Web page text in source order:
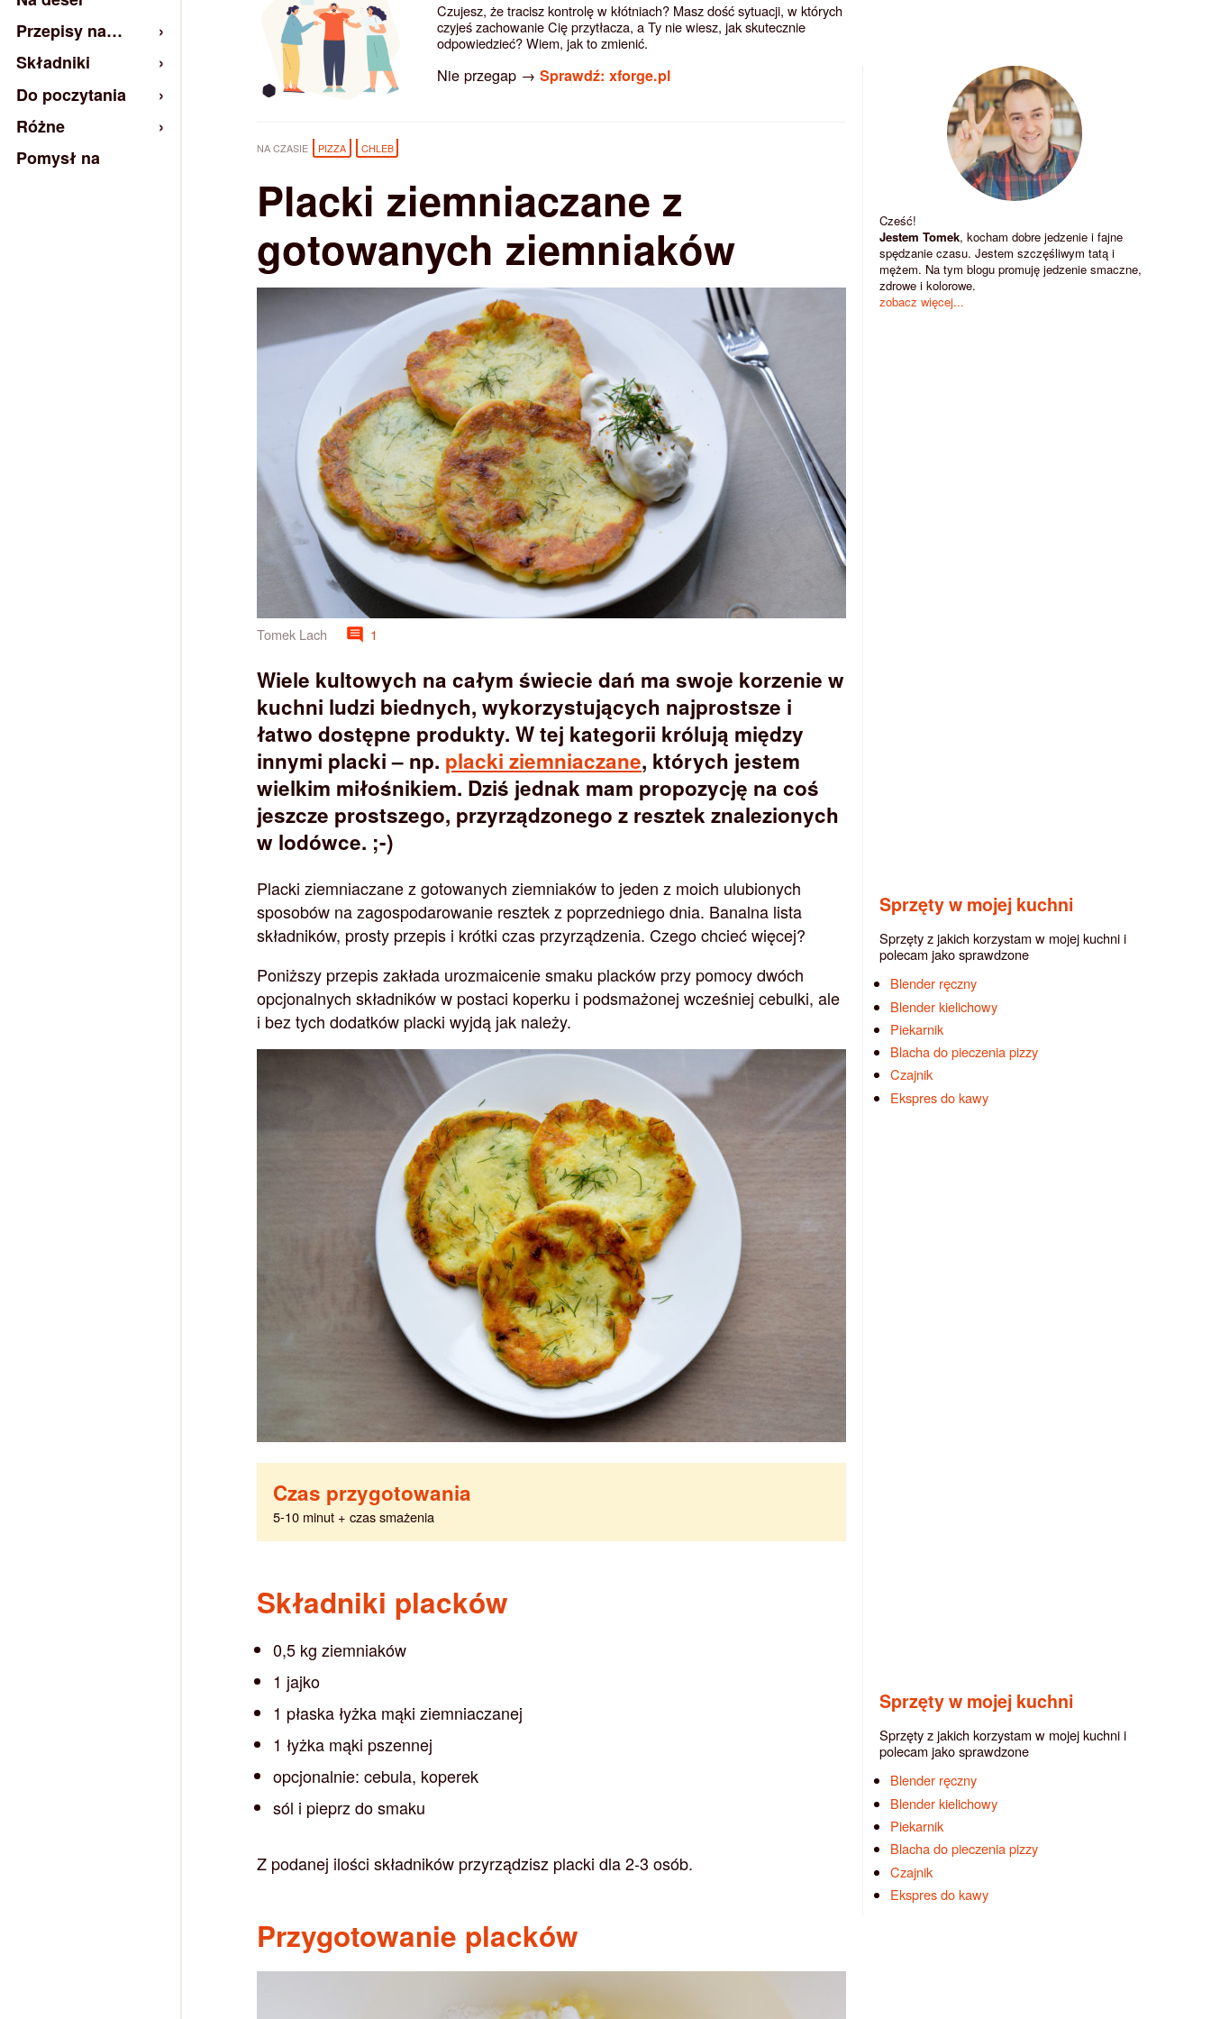
Czujesz, że tracisz kontrolę w kłótniach? Masz dość sytuacji, w których
czyjeś zachowanie Cię przytłacza, a Ty nie wiesz, jak skutecznie
odpowiedzieć? Wiem, jak to zmienić.
Nie przegap → Sprawdź: xforge.pl
NA CZASIE PIZZA CHLEB
Placki ziemniaczane z
gotowanych ziemniaków
Tomek Lach 1
Wiele kultowych na całym świecie dań ma swoje korzenie w
kuchni ludzi biednych, wykorzystujących najprostsze i
łatwo dostępne produkty. W tej kategorii królują między
innymi placki – np. placki ziemniaczane, których jestem
wielkim miłośnikiem. Dziś jednak mam propozycję na coś
jeszcze prostszego, przyrządzonego z resztek znalezionych
w lodówce. ;-)
Placki ziemniaczane z gotowanych ziemniaków to jeden z moich ulubionych
sposobów na zagospodarowanie resztek z poprzedniego dnia. Banalna lista
składników, prosty przepis i krótki czas przyrządzenia. Czego chcieć więcej?
Poniższy przepis zakłada urozmaicenie smaku placków przy pomocy dwóch
opcjonalnych składników w postaci koperku i podsmażonej wcześniej cebulki, ale
i bez tych dodatków placki wyjdą jak należy.
Czas przygotowania
5-10 minut + czas smażenia
Składniki placków
0,5 kg ziemniaków
1 jajko
1 płaska łyżka mąki ziemniaczanej
1 łyżka mąki pszennej
opcjonalnie: cebula, koperek
sól i pieprz do smaku
Z podanej ilości składników przyrządzisz placki dla 2-3 osób.
Przygotowanie placków
Cześć!
Jestem Tomek, kocham dobre jedzenie i fajne
spędzanie czasu. Jestem szczęśliwym tatą i
mężem. Na tym blogu promuję jedzenie smaczne,
zdrowe i kolorowe.
zobacz więcej...
Sprzęty w mojej kuchni
Sprzęty z jakich korzystam w mojej kuchni i
polecam jako sprawdzone
Blender ręczny
Blender kielichowy
Piekarnik
Blacha do pieczenia pizzy
Czajnik
Ekspres do kawy
Sprzęty w mojej kuchni
Sprzęty z jakich korzystam w mojej kuchni i
polecam jako sprawdzone
Blender ręczny
Blender kielichowy
Piekarnik
Blacha do pieczenia pizzy
Czajnik
Ekspres do kawy
Przepisy na…
Składniki
Do poczytania
Różne
Pomysł na